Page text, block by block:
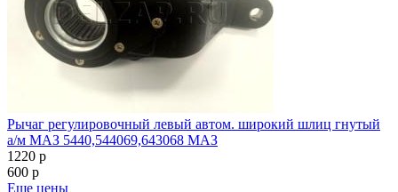
Рычаг регулировочный левый автом. широкий шлиц гнутый
а/м МАЗ 5440,544069,643068 МАЗ
1220 p
600 p
Еще цены